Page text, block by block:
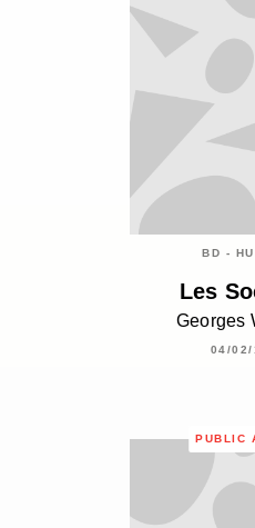
BD -
Les
Georges
04/02/
PUBLIC